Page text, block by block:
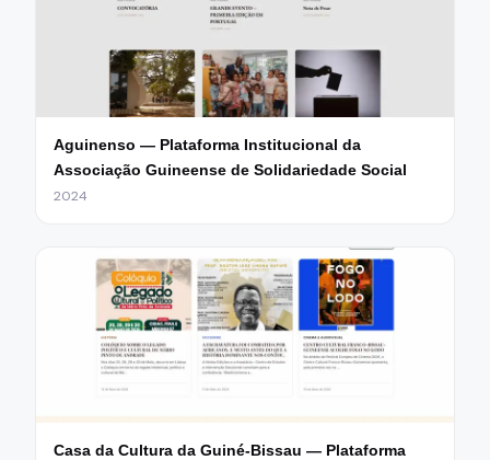
Aguinenso — Plataforma Institucional da
Associação Guineense de Solidariedade Social
2024
Casa da Cultura da Guiné-Bissau — Plataforma